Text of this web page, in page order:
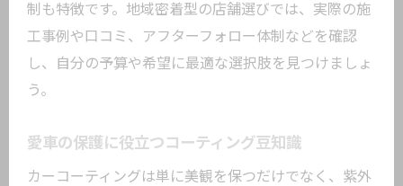
制も特徴です。地域密着型の店舗選びでは、実際の施
工事例や口コミ、アフターフォロー体制などを確認
し、自分の予算や希望に最適な選択肢を見つけましょ
う。
愛車の保護に役立つコーティング豆知識
カーコーティングは単に美観を保つだけでなく、紫外